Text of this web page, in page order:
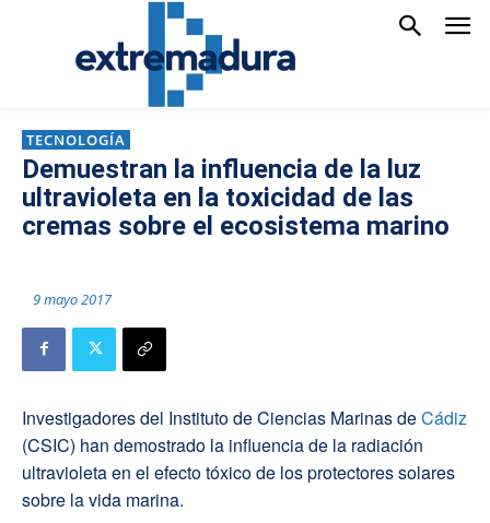
TECNOLOGÍA
Demuestran la influencia de la luz
ultravioleta en la toxicidad de las
cremas sobre el ecosistema marino
9 mayo 2017
Investigadores del Instituto de Ciencias Marinas deCádiz
(CSIC) han demostrado la influencia de la radiación
ultravioleta en el efecto tóxico de los protectores solares
sobre la vida marina.